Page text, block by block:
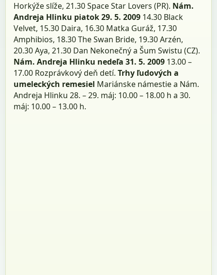
Horkýže slíže, 21.30 Space Star Lovers (PR). Nám.
Andreja Hlinku piatok 29. 5. 2009 14.30 Black
Velvet, 15.30 Daira, 16.30 Matka Guráž, 17.30
Amphibios, 18.30 The Swan Bride, 19.30 Arzén,
20.30 Aya, 21.30 Dan Nekonečný a Šum Swistu (CZ).
Nám. Andreja Hlinku nedeľa 31. 5. 2009 13.00 –
17.00 Rozprávkový deň detí.Trhy ľudových a
umeleckých remesiel Mariánske námestie a Nám.
Andreja Hlinku 28. – 29. máj: 10.00 – 18.00 h a 30.
máj: 10.00 – 13.00 h.